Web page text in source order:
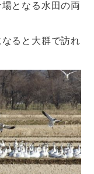
となる水田の両
ると大群で訪れ